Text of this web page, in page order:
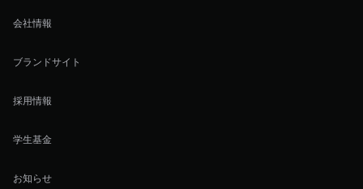
会社情報
ブランドサイト
採用情報
学生基金
お知らせ